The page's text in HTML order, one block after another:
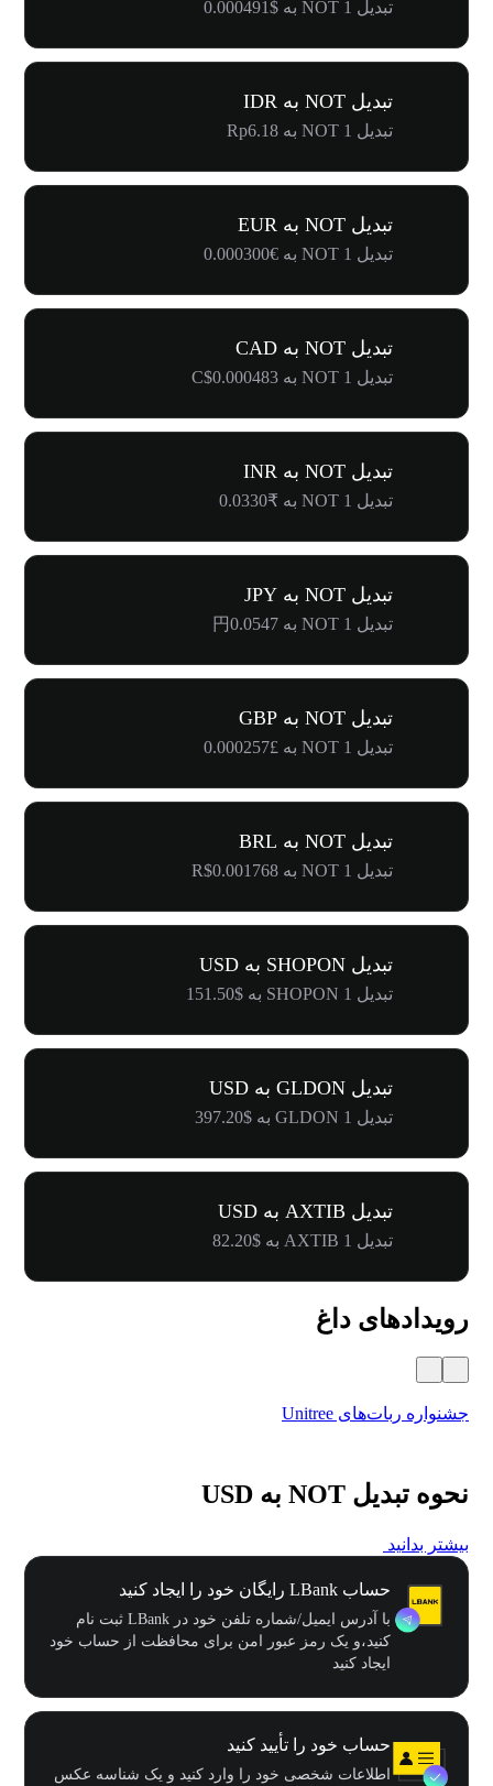
تبدیل 1 NOT به $0.000491
تبدیل NOT به IDR
تبدیل 1 NOT به Rp6.18
تبدیل NOT به EUR
تبدیل 1 NOT به €0.000300
تبدیل NOT به CAD
تبدیل 1 NOT به C$0.000483
تبدیل NOT به INR
تبدیل 1 NOT به ₹0.0330
تبدیل NOT به JPY
تبدیل 1 NOT به 円0.0547
تبدیل NOT به GBP
تبدیل 1 NOT به £0.000257
تبدیل NOT به BRL
تبدیل 1 NOT به R$0.001768
تبدیل SHOPON به USD
تبدیل 1 SHOPON به $151.50
تبدیل GLDON به USD
تبدیل 1 GLDON به $397.20
تبدیل AXTIB به USD
تبدیل 1 AXTIB به $82.20
رویدادهای داغ
جشنواره ربات‌های Unitree
نحوه تبدیل NOT به USD
بیشتر بدانید
حساب LBank رایگان خود را ایجاد کنید
با آدرس ایمیل/شماره تلفن خود در LBank ثبت نام
کنید،و یک رمز عبور امن برای محافظت از حساب خود
ایجاد کنید
حساب خود را تأیید کنید
اطلاعات شخصی خود را وارد کنید و یک شناسه عکس